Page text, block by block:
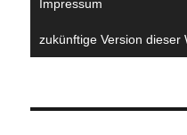
Impressum
zukünftige Version dieser